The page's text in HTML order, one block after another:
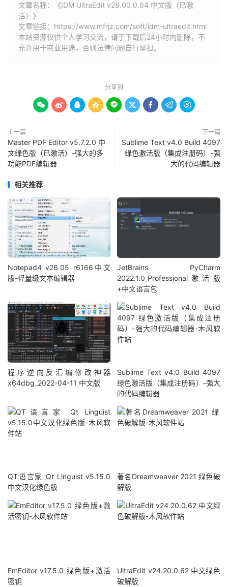
文章名称：《IDM UltraEdit v28.00.0.64 中文版（已激
活）》
文章链接： https://www.mfrjz.com/soft/idm-ultraedit.html
本站资源仅供个人学习交流，请于下载后24小时内删除，不
允许用于商业用途，否则法律问题自行承担。
分享到
        
上一篇
Master PDF Editor v5.7.2.0 中
文绿色版（已激活）-强大的多
功能PDF编辑器
下一篇
Sublime Text v4.0 Build 4097
绿色激活版（集成注册码）-强
大的代码编辑器
相关推荐
Notepad4 v26.05 r6166中文
版-轻量级文本编辑器
JetBrains PyCharm
2022.1.0_Professional激活版
+中文语言包
程序逆向反汇编修改神器
x64dbg_2022-04-11 中文版
Sublime Text v4.0 Build 4097
绿色激活版（集成注册码）-强大
的代码编辑器
QT语言家 Qt Linguist v5.15.0
中文汉化绿色版
著名Dreamweaver 2021 绿色破
解版
EmEditor v17.5.0 绿色版+激活
密钥
UltraEdit v24.20.0.62 中文绿色
破解版